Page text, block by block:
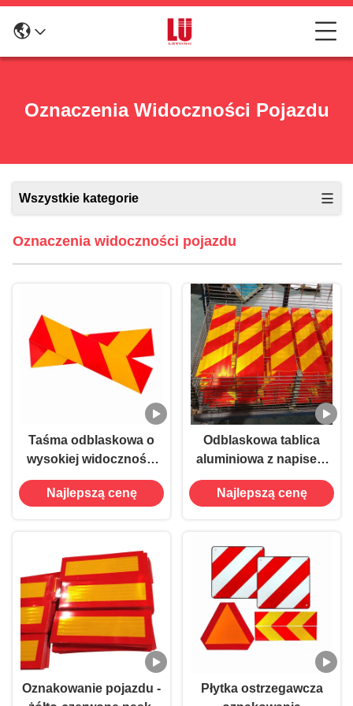
Oznaczenia Widoczności Pojazdu
Wszystkie kategorie
Oznaczenia widoczności pojazdu
Taśma odblaskowa o
wysokiej widoczności
widoczności pojazdów
dla bezpieczeństwa
Najlepszą cenę
Odblaskowa tablica
aluminiowa z napisem
ostrzegawczym dla
pojazdów ciężkich
Najlepszą cenę
Oznakowanie pojazdu -
Płytka ostrzegawcza